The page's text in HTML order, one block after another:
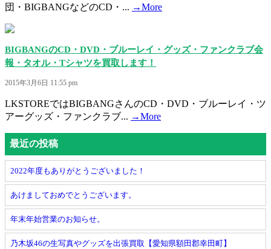
団・BIGBANGなどのCD・... →More
BIGBANGのCD・DVD・ブルーレイ・グッズ・ファンクラブ会
報・タオル・Tシャツを買取します！
2015年3月6日 11:55 pm
LKSTOREではBIGBANGさんのCD・DVD・ブルーレイ・ツ
アーグッズ・ファンクラブ... →More
最近の投稿
2022年度もありがとうございました！
あけましておめでとうございます。
年末年始営業のお知らせ。
乃木坂46の生写真やグッズを出張買取【愛知県額田郡幸田町】